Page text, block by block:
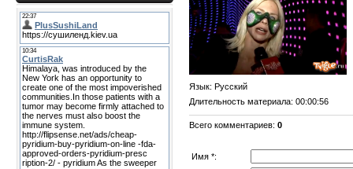
Язык: Русский
Длительность материала: 00:00:56
Всего комментариев: 0
Имя *: